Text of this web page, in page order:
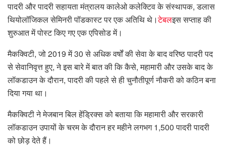
पादरी और पादरी सहायता मंत्रालय कालेओ कलेक्टिव के संस्थापक, डलास
थियोलॉजिकल सेमिनरी पॉडकास्ट पर एक अतिथि थे।टेबलइस सप्ताह की
शुरुआत में पोस्ट किए गए एक एपिसोड में।
मैकक्विटी, जो 2019 में 30 से अधिक वर्षों की सेवा के बाद वरिष्ठ पादरी पद
से सेवानिवृत्त हुए, ने इस बारे में बात की कि कैसे, महामारी और उसके बाद के
लॉकडाउन के दौरान, पादरी की पहले से ही चुनौतीपूर्ण नौकरी को कठिन बना
दिया गया था।
मैकक्विटी ने मेजबान बिल हेंड्रिक्स को बताया कि महामारी और सरकारी
लॉकडाउन उपायों के चरम के दौरान हर महीने लगभग 1,500 पादरी पादरी
को छोड़ देते हैं।